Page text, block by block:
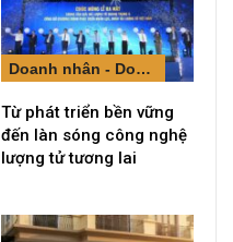
Doanh nhân - Doanh nghiệp
Từ phát triển bền vững
đến làn sóng công nghệ
lượng tử tương lai